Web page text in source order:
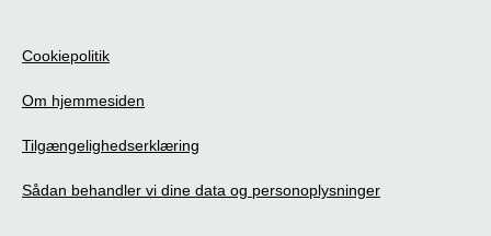
Cookiepolitik
Om hjemmesiden
Tilgængelighedserklæring
Sådan behandler vi dine data og personoplysninger